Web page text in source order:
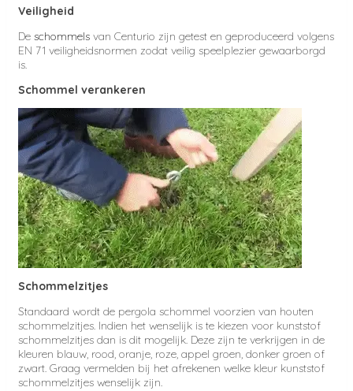
Veiligheid
De schommels van Centurio zijn getest en geproduceerd volgens
EN 71 veiligheidsnormen zodat veilig speelplezier gewaarborgd
is.
Schommel verankeren
Schommelzitjes
Standaard wordt de pergola schommel voorzien van houten
schommelzitjes. Indien het wenselijk is te kiezen voor kunststof
schommelzitjes dan is dit mogelijk. Deze zijn te verkrijgen in de
kleuren blauw, rood, oranje, roze, appel groen, donker groen of
zwart. Graag vermelden bij het afrekenen welke kleur kunststof
schommelzitjes wenselijk zijn.